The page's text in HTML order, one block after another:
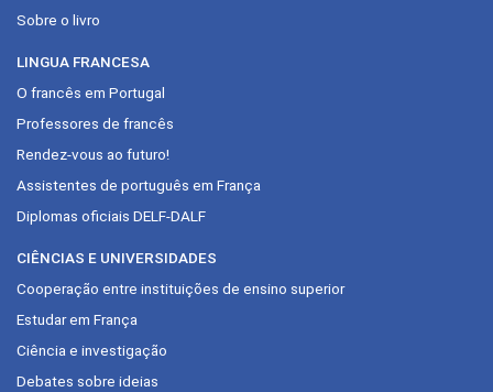
Sobre o livro
LINGUA FRANCESA
O francês em Portugal
Professores de francês
Rendez-vous ao futuro!
Assistentes de português em França
Diplomas oficiais DELF-DALF
CIÊNCIAS E UNIVERSIDADES
Cooperação entre instituições de ensino superior
Estudar em França
Ciência e investigação
Debates sobre ideias